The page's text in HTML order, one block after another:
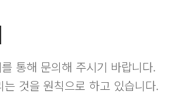
통해 문의해 주시기 바랍니다.
것을 원칙으로 하고 있습니다.